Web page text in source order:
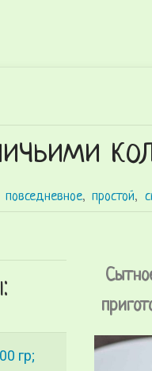
повседневное, простой,
гр;